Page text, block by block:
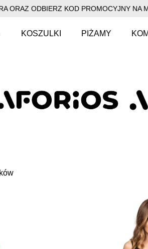
ORAZ ODBIERZ KOD PROMOCYJNY NA
KOSZULKI PIŻAMY